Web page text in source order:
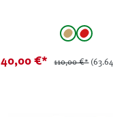
auswählen
Hellbraun
rot
40,00 €* 110,00 €*